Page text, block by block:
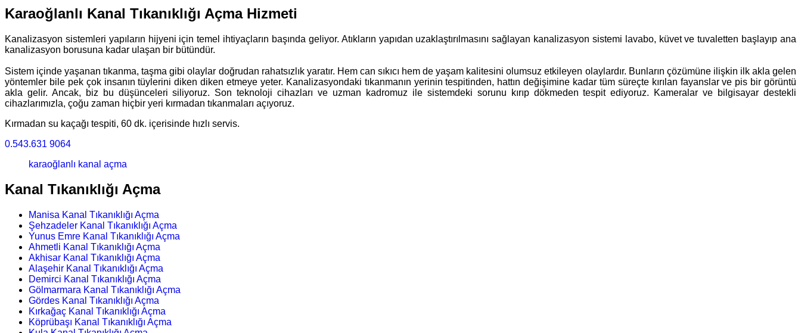
Karaoğlanlı Kanal Tıkanıklığı Açma Hizmeti
Kanalizasyon sistemleri yapıların hijyeni için temel ihtiyaçların başında geliyor. Atıkların yapıdan uzaklaştırılmasını sağlayan kanalizasyon sistemi lavabo, küvet ve tuvaletten başlayıp ana
kanalizasyon borusuna kadar ulaşan bir bütündür.
Sistem içinde yaşanan tıkanma, taşma gibi olaylar doğrudan rahatsızlık yaratır. Hem can sıkıcı hem de yaşam kalitesini olumsuz etkileyen olaylardır. Bunların çözümüne ilişkin ilk akla gelen
yöntemler bile pek çok insanın tüylerini diken diken etmeye yeter. Kanalizasyondaki tıkanmanın yerinin tespitinden, hattın değişimine kadar tüm süreçte kırılan fayanslar ve pis bir görüntü
akla gelir. Ancak, biz bu düşünceleri siliyoruz. Son teknoloji cihazları ve uzman kadromuz ile sistemdeki sorunu kırıp dökmeden tespit ediyoruz. Kameralar ve bilgisayar destekli
cihazlarımızla, çoğu zaman hiçbir yeri kırmadan tıkanmaları açıyoruz.
Kırmadan su kaçağı tespiti, 60 dk. içerisinde hızlı servis.
0.543.631 9064
karaoğlanlı kanal açma
Kanal Tıkanıklığı Açma
Manisa Kanal Tıkanıklığı Açma
Şehzadeler Kanal Tıkanıklığı Açma
Yunus Emre Kanal Tıkanıklığı Açma
Ahmetli Kanal Tıkanıklığı Açma
Akhisar Kanal Tıkanıklığı Açma
Alaşehir Kanal Tıkanıklığı Açma
Demirci Kanal Tıkanıklığı Açma
Gölmarmara Kanal Tıkanıklığı Açma
Gördes Kanal Tıkanıklığı Açma
Kırkağaç Kanal Tıkanıklığı Açma
Köprübaşı Kanal Tıkanıklığı Açma